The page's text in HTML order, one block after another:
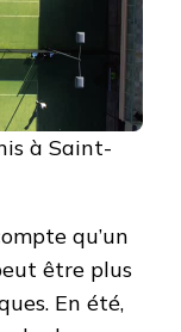
à Saint-
qu’un
être plus
En été,